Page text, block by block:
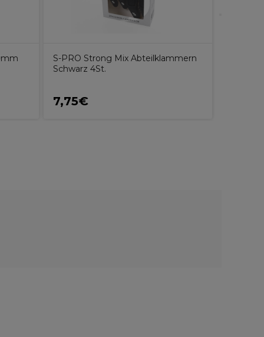
S-PRO Strong Mix Abteilklammern
Schwarz 4St.
7,75€